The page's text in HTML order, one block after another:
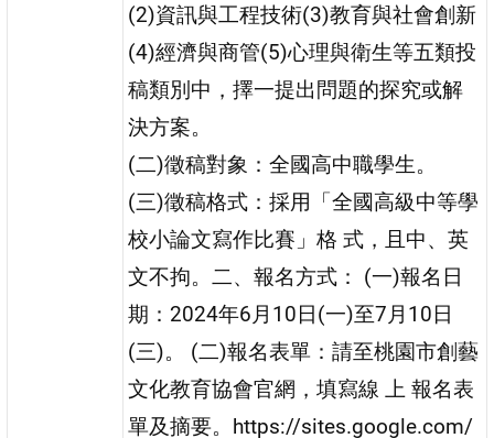
(2)資訊與工程技術(3)教育與社會創新
(4)經濟與商管(5)心理與衛生等五類投
稿類別中，擇一提出問題的探究或解
決方案。
(二)徵稿對象：全國高中職學生。
(三)徵稿格式：採用「全國高級中等學
校小論文寫作比賽」格 式，且中、英
文不拘。二、報名方式： (一)報名日
期：2024年6月10日(一)至7月10日
(三)。 (二)報名表單：請至桃園市創藝
文化教育協會官網，填寫線 上 報名表
單及摘要。https://sites.google.com/